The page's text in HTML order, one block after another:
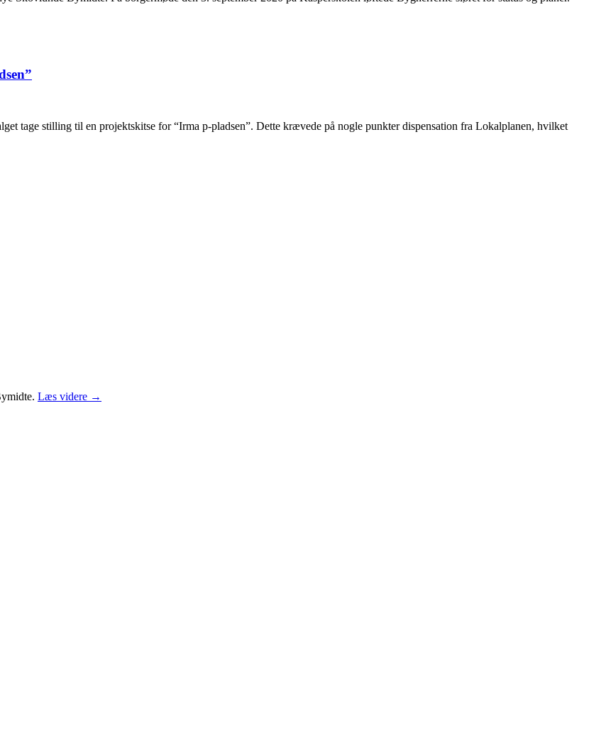
tage stilling til en projektskitse for “Irma p-pladsen”. Dette krævede på nogle punkter dispensation fra Lokalplanen, hvilket
Læs videre Første
→